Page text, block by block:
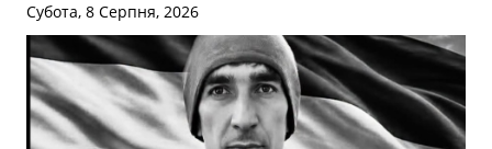
Субота, 8 Серпня, 2026